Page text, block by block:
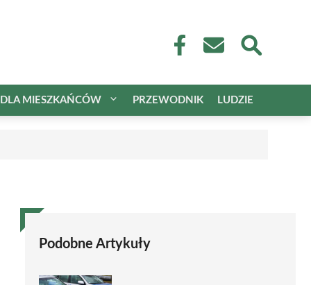
DLA MIESZKAŃCÓW PRZEWODNIK LUDZIE
Podobne Artykuły